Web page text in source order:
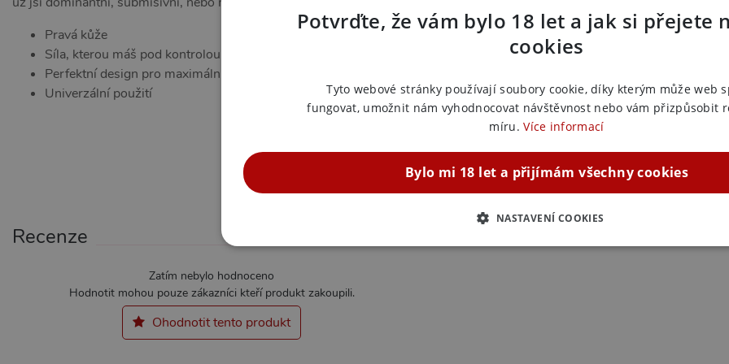
Pravá kůže
Síla, kterou máš pod kontrolou
Perfektní design pro maximální pohodlí a efektivitu
Univerzální použití
EAN:
BDSM
BDSM
Recenze
Zatím nebylo hodnoceno
Hodnotit mohou pouze zákazníci kteří produkt zakoupili.
Ohodnotit tento produkt
Potvrďte, že vám bylo 18 let a jak si přejete
cookies
Tyto webové stránky používají soubory cookie, díky kterým může web
fungovat, umožnit nám vyhodnocovat návštěvnost nebo vám přizpůsobit
míru. Více informací
Bylo mi 18 let a přijímám všechny cookies
NASTAVENÍ COOKIES
NEZBYTNĚ NUTNÉ ANALYTICKÉ MARKETINGOVÉ